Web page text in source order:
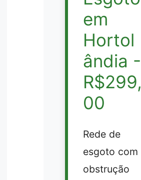
em
Hortol
ândia -
R$299,
00
Rede de
esgoto com
obstrução